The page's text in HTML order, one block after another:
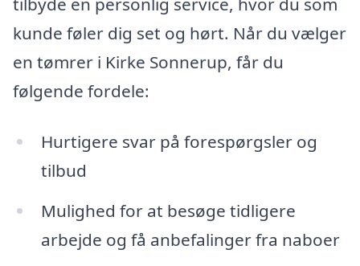
kunde føler dig set og hørt. Når du vælger
en tømrer i Kirke Sonnerup, får du
følgende fordele:
Hurtigere svar på forespørgsler og
tilbud
Mulighed for at besøge tidligere
arbejde og få anbefalinger fra naboer